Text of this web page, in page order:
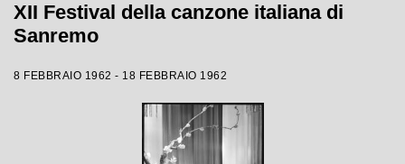
XII Festival della canzone italiana di
Sanremo
8 FEBBRAIO 1962 - 18 FEBBRAIO 1962